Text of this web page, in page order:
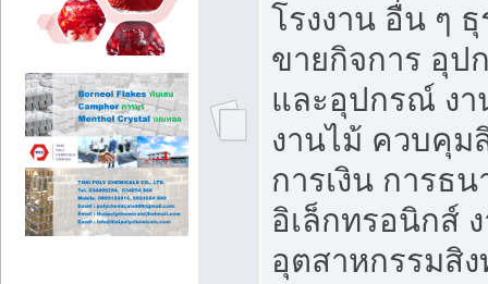
โรงงาน อื่น ๆ
ขายกิจการ อุป
และอุปกรณ์ ง
งานไม้ ควบคุม
การเงิน การธ
อิเล็กทรอนิกส์
อุตสาหกรรมสิ